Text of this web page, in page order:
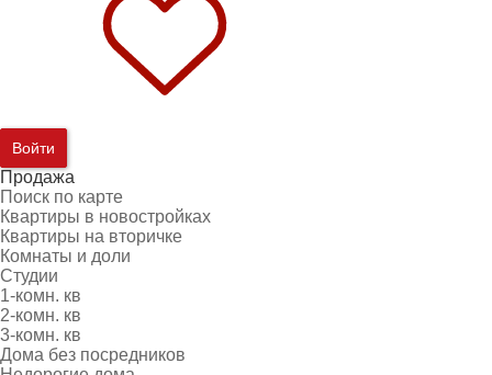
Войти
Продажа
Поиск по карте
Квартиры в новостройках
Квартиры на вторичке
Комнаты и доли
Студии
1-комн. кв
2-комн. кв
3-комн. кв
Дома без посредников